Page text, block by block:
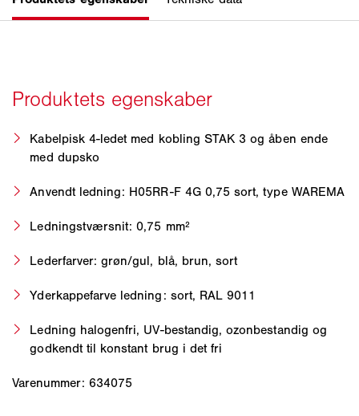
Kabelpisk 4-ledet med kobling STAK 3 og åben ende
med dupsko
Anvendt ledning: H05RR-F 4G 0,75 sort, type WAREMA
Ledningstværsnit: 0,75 mm²
Lederfarver: grøn/gul, blå, brun, sort
Yderkappefarve ledning: sort, RAL 9011
Ledning halogenfri, UV-bestandig, ozonbestandig og
godkendt til konstant brug i det fri
Varenummer: 634075